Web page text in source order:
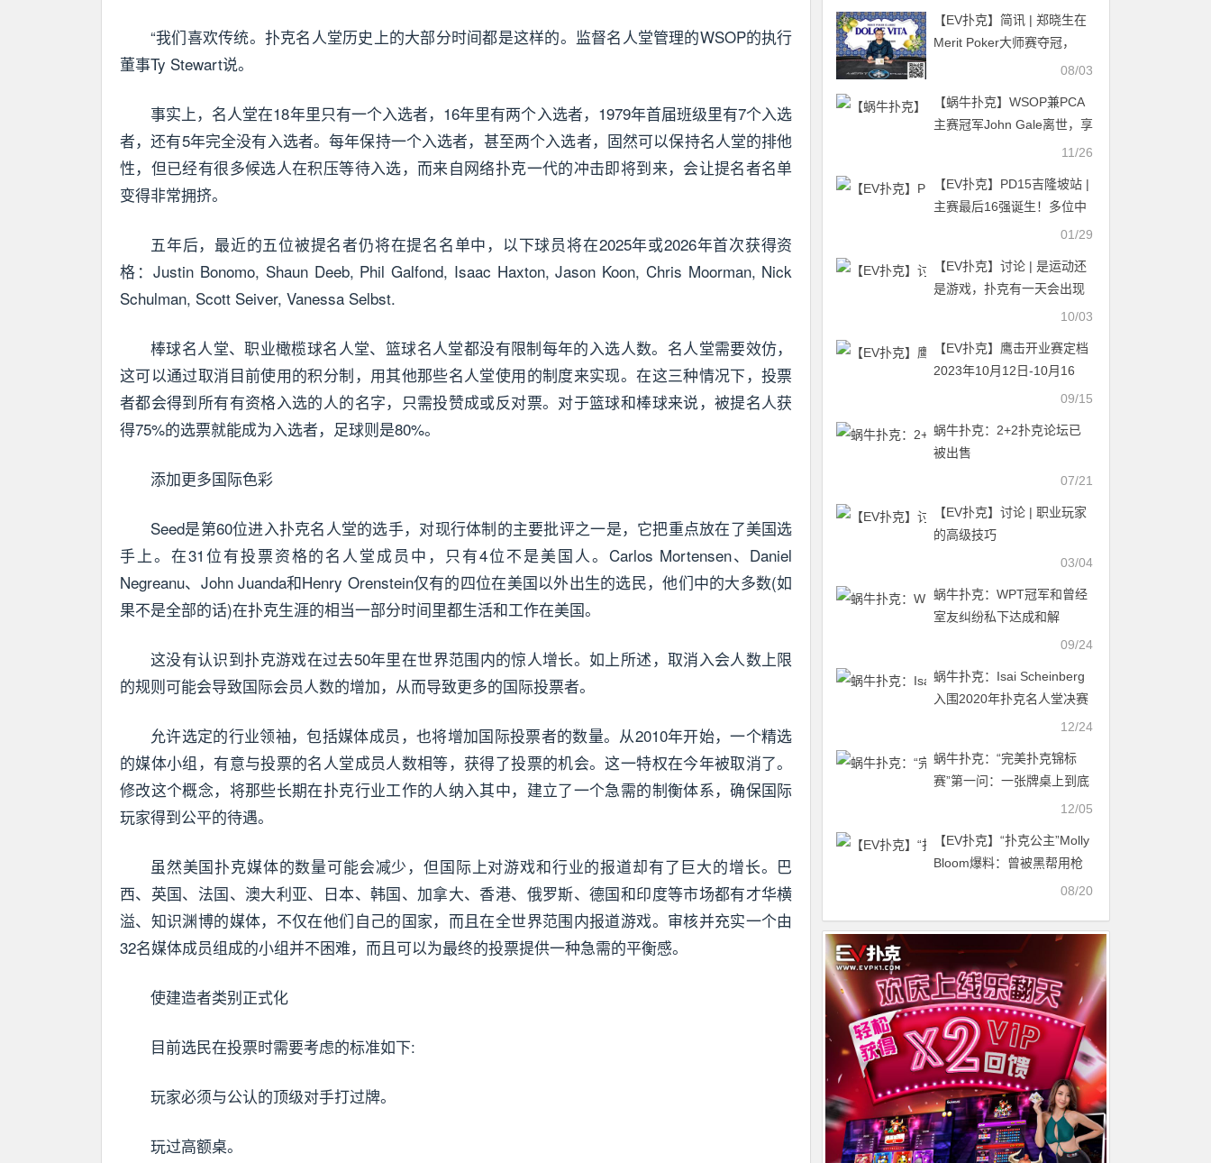
“我们喜欢传统。扑克名人堂历史上的大部分时间都是这样的。监督名人堂管理的WSOP的执行
董事Ty Stewart说。
事实上，名人堂在18年里只有一个入选者，16年里有两个入选者，1979年首届班级里有7个入选
者，还有5年完全没有入选者。每年保持一个入选者，甚至两个入选者，固然可以保持名人堂的排他
性，但已经有很多候选人在积压等待入选，而来自网络扑克一代的冲击即将到来，会让提名者名单
变得非常拥挤。
五年后，最近的五位被提名者仍将在提名名单中，以下球员将在2025年或2026年首次获得资
格：Justin Bonomo, Shaun Deeb, Phil Galfond, Isaac Haxton, Jason Koon, Chris Moorman, Nick
Schulman, Scott Seiver, Vanessa Selbst.
棒球名人堂、职业橄榄球名人堂、篮球名人堂都没有限制每年的入选人数。名人堂需要效仿，
这可以通过取消目前使用的积分制，用其他那些名人堂使用的制度来实现。在这三种情况下，投票
者都会得到所有有资格入选的人的名字，只需投赞成或反对票。对于篮球和棒球来说，被提名人获
得75%的选票就能成为入选者，足球则是80%。
添加更多国际色彩
Seed是第60位进入扑克名人堂的选手，对现行体制的主要批评之一是，它把重点放在了美国选
手上。在31位有投票资格的名人堂成员中，只有4位不是美国人。Carlos Mortensen、Daniel
Negreanu、John Juanda和Henry Orenstein仅有的四位在美国以外出生的选民，他们中的大多数(如
果不是全部的话)在扑克生涯的相当一部分时间里都生活和工作在美国。
这没有认识到扑克游戏在过去50年里在世界范围内的惊人增长。如上所述，取消入会人数上限
的规则可能会导致国际会员人数的增加，从而导致更多的国际投票者。
允许选定的行业领袖，包括媒体成员，也将增加国际投票者的数量。从2010年开始，一个精选
的媒体小组，有意与投票的名人堂成员人数相等，获得了投票的机会。这一特权在今年被取消了。
修改这个概念，将那些长期在扑克行业工作的人纳入其中，建立了一个急需的制衡体系，确保国际
玩家得到公平的待遇。
虽然美国扑克媒体的数量可能会减少，但国际上对游戏和行业的报道却有了巨大的增长。巴
西、英国、法国、澳大利亚、日本、韩国、加拿大、香港、俄罗斯、德国和印度等市场都有才华横
溢、知识渊博的媒体，不仅在他们自己的国家，而且在全世界范围内报道游戏。审核并充实一个由
32名媒体成员组成的小组并不困难，而且可以为最终的投票提供一种急需的平衡感。
使建造者类别正式化
目前选民在投票时需要考虑的标准如下:
玩家必须与公认的顶级对手打过牌。
玩过高额桌。
你主赛事开启，战火再燃
【EV扑克】简讯 | 郑晓生在
Merit Poker大师赛夺冠，
5,300豪客赛QQPK战队魏国
08/03
【蜗牛扑克】WSOP兼PCA
主赛冠军John Gale离世，享
11/26
【EV扑克】PD15吉隆坡站 |
主赛最后16强诞生！多位中
国选手继续冲击PD大金龙奖
01/29
【EV扑克】讨论 | 是运动还
是游戏，扑克有一天会出现
10/03
【EV扑克】鹰击开业赛定档
2023年10月12日-10月16
09/15
蜗牛扑克：2+2扑克论坛已
被出售
07/21
【EV扑克】讨论 | 职业玩家
的高级技巧
03/04
蜗牛扑克：WPT冠军和曾经
室友纠纷私下达成和解
09/24
蜗牛扑克：Isai Scheinberg
入围2020年扑克名人堂决赛
12/24
蜗牛扑克：“完美扑克锦标
赛”第一问：一张牌桌上到底
12/05
【EV扑克】“扑克公主”Molly
Bloom爆料：曾被黑帮用枪
08/20